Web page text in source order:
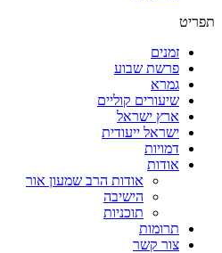
תפריט
זמנים
פרשת שבוע
גמרא
שיעורים קוליים
ארץ ישראל
ישראל ייעודית
דמויות
אודות
אודות הרב שמעון אור
הישיבה
תוכניות
תרומות
צור קשר